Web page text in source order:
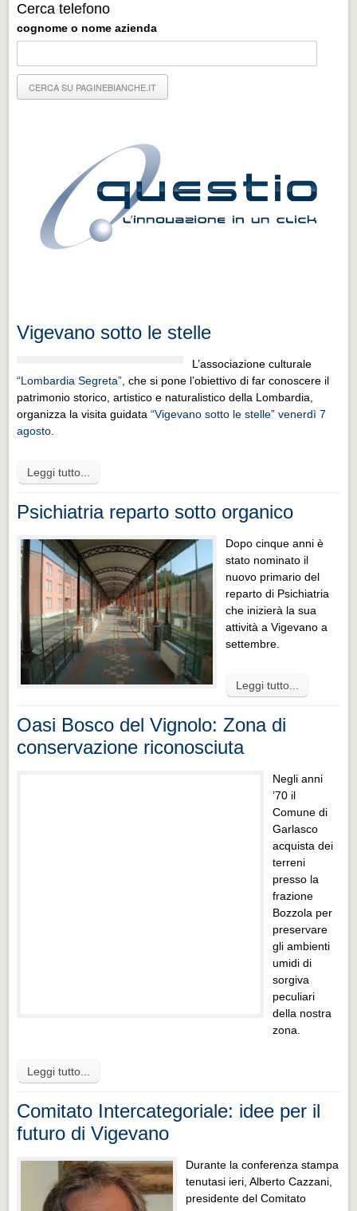
Cerca telefono
cognome o nome azienda
Vigevano sotto le stelle
L’associazione culturale
“Lombardia Segreta” , che si pone l’obiettivo di far conoscere il
patrimonio storico, artistico e naturalistico della Lombardia,
organizza la visita guidata “Vigevano sotto le stelle” venerdì 7
agosto
Leggi tutto...
Psichiatria reparto sotto organico
Dopo cinque anni è
stato nominato il
nuovo primario del
reparto di Psichiatria
che inizierà la sua
attività a Vigevano a
settembre.
Leggi tutto...
Oasi Bosco del Vignolo: Zona di
conservazione riconosciuta
Negli anni
’70 il
Comune di
Garlasco
acquista dei
terreni
presso la
frazione
Bozzola per
preservare
gli ambienti
umidi di
sorgiva
peculiari
della nostra
zona.
Leggi tutto...
Comitato Intercategoriale: idee per il
futuro di Vigevano
Durante la conferenza stampa
tenutasi ieri, Alberto Cazzani,
presidente del Comitato